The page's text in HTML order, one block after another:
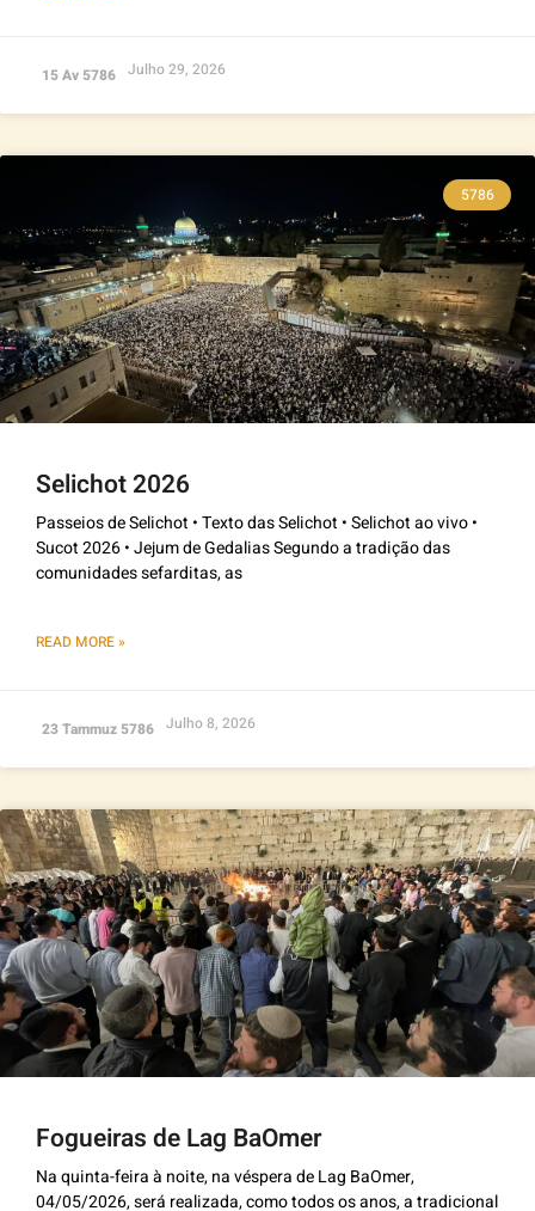
15 Av 5786 Julho 29, 2026
5786
Selichot 2026
Passeios de Selichot • Texto das Selichot • Selichot ao vivo •
Sucot 2026 • Jejum de Gedalias Segundo a tradição das
comunidades sefarditas, as
READ MORE »
23 Tammuz 5786 Julho 8, 2026
Fogueiras de Lag BaOmer
Na quinta-feira à noite, na véspera de Lag BaOmer,
04/05/2026, será realizada, como todos os anos, a tradicional